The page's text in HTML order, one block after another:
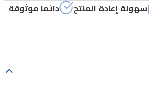
سهولة إعادة المنتج
دائماً موثوقة